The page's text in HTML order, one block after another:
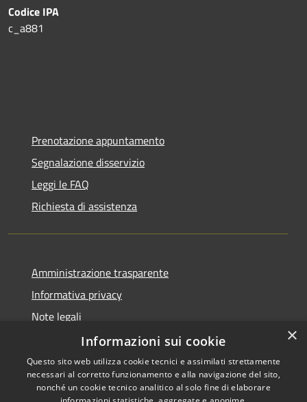
Codice IPA
c_a881
Prenotazione appuntamento
Segnalazione disservizio
Leggi le FAQ
Richiesta di assistenza
Amministrazione trasparente
Informativa privacy
Note legali
Dichiarazione di accessibilità
×
Informazioni sui cookie
Questo sito web utilizza cookie tecnici e assimilati strettamente
necessari al corretto funzionamento e alla navigazione del sito,
nonché un cookie tecnico analitico al solo fine di elaborare